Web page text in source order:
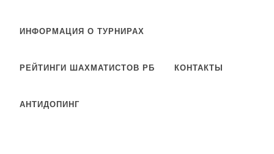
ИНФОРМАЦИЯ О ТУРНИРАХ
РЕЙТИНГИ ШАХМАТИСТОВ РБ КОНТАКТЫ
АНТИДОПИНГ